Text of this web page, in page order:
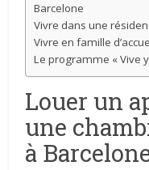
Barcelone
Vivre dans une
Vivre en famille
Le programme « Vive
Louer un
une
à